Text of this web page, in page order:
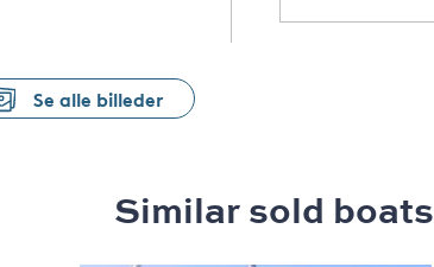
Se alle billeder
Similar sold boats